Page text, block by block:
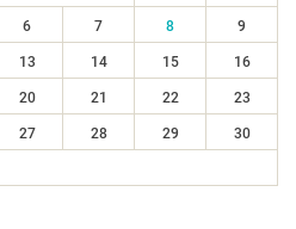
6 7 8 9
13 14 15 16
20 21 22 23
27 28 29 30